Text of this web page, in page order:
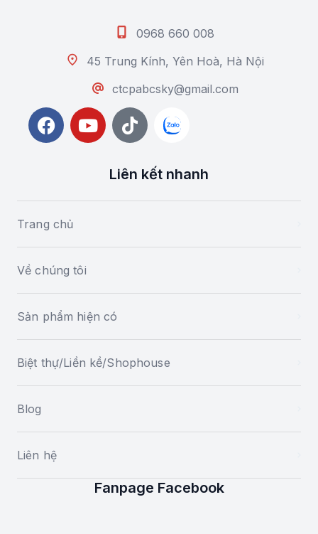
0968 660 008
45 Trung Kính, Yên Hoà, Hà Nội
ctcpabcsky@gmail.com
Liên kết nhanh
Trang chủ
Về chúng tôi
Sản phẩm hiện có
Biệt thự/Liền kề/Shophouse
Blog
Liên hệ
Fanpage Facebook